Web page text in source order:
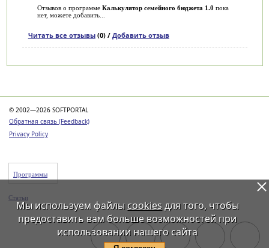
Отзывов о программе Калькулятор семейного бюджета 1.0 пока
нет, можете добавить...
Читать все отзывы(0) / Добавить отзыв
© 2002—2026 SOFTPORTAL
Обратная связь (Feedback)
Privacy Policy
Программы
Статьи
Мы используем файлы cookiesдля того, чтобы
предоставить вам больше возможностей при
использовании нашего сайта